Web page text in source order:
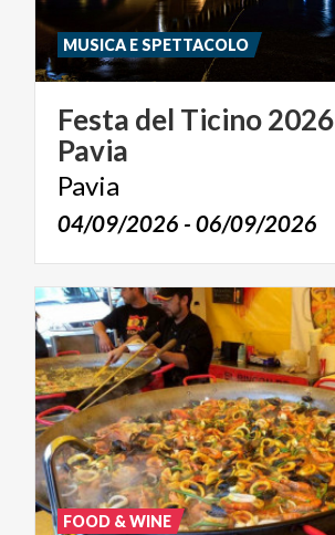
Festa del Ticino2026
Pavia
Pavia
04/09/2026 - 06/09/2026
MUSICA E SPETTACOLO
FOOD & WINE